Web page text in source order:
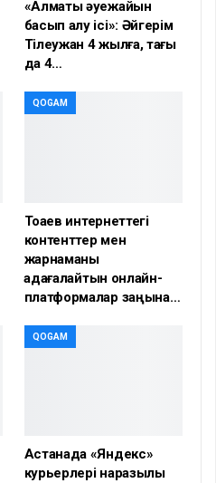
«Алматы әуежайын
басып алу ісі»: Әйгерім
Тілеужан 4 жылға, тағы
да 4…
QOGAM
Тоқаев интернеттегі
контенттер мен
жарнаманы
қадағалайтын онлайн-
платформалар заңына…
QOGAM
Астанада «Яндекс»
курьерлері наразылық